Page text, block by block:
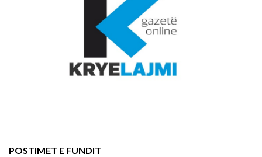
POSTIMET E FUNDIT